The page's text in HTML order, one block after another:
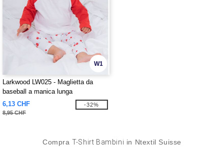
W1
Larkwood LW025 - Maglietta da
baseball a manica lunga
6,13 CHF
8,95 CHF
-32%
CompraT-Shirt Bambini in Ntextil Suisse